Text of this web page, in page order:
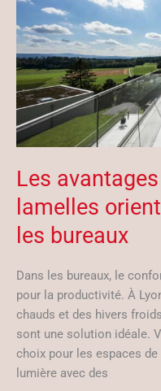
Les
lamelles
les bureaux
Dans les bureaux, le
pour la productivité. À
chauds et des hivers
sont une solution idéale.
choix pour les espaces
lumière avec des